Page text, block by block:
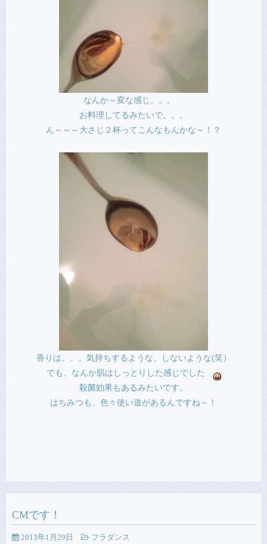
なんか～変な感じ。。。
お料理してるみたいで。。。
ん～～～大さじ２杯ってこんなもんかな～！？
香りは。。。気持ちするような、しないような(笑）
でも、なんか肌はしっとりした感じでした
殺菌効果もあるみたいです。
はちみつも、色々使い道があるんですね～！
CMです！
2013年1月29日 フラダンス